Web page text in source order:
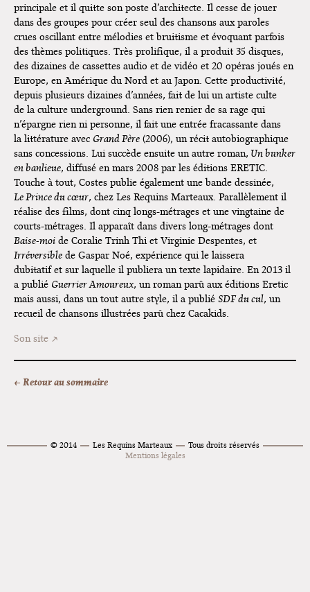
principale et il quitte son poste d’architecte. Il cesse de jouer
dans des groupes pour créer seul des chansons aux paroles
crues oscillant entre mélodies et bruitisme et évoquant parfois
des thèmes politiques. Très prolifique, il a produit 35 disques,
des dizaines de cassettes audio et de vidéo et 20 opéras joués en
Europe, en Amérique du Nord et au Japon. Cette productivité,
depuis plusieurs dizaines d’années, fait de lui un artiste culte
de la culture underground. Sans rien renier de sa rage qui
n’épargne rien ni personne, il fait une entrée fracassante dans
la littérature avec Grand Père (2006), un récit autobiographique
sans concessions. Lui succède ensuite un autre roman, Un bunker
en banlieue, diffusé en mars 2008 par les éditions ERETIC.
Touche à tout, Costes publie également une bande dessinée,
Le Prince du cœur, chez Les Requins Marteaux. Parallèlement il
réalise des films, dont cinq longs-métrages et une vingtaine de
courts-métrages. Il apparaît dans divers long-métrages dont
Baise-moi de Coralie Trinh Thi et Virginie Despentes, et
Irréversible de Gaspar Noé, expérience qui le laissera
dubitatif et sur laquelle il publiera un texte lapidaire. En 2013 il
a publié Guerrier Amoureux, un roman parû aux éditions Eretic
mais aussi, dans un tout autre style, il a publié SDF du cul, un
recueil de chansons illustrées parû chez Cacakids.
Son site
← Retour au sommaire
© 2014 Les Requins Marteaux
Tous droits réservés
Mentions légales